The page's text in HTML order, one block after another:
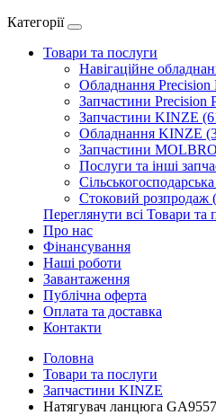
Категорії
Товари та послуги
Навігаційне
Обладнання Precision
Запчастини Precision
Запчастини KINZE
Обладнання KINZE
Запчастини
Послуги та інші
Стоковий розпродаж
Переглянути всі Товари та
Про нас
Фінансування
Наші роботи
Завантаження
Публічна оферта
Оплата та доставка
Контакти
Головна
Товари та послуги
Запчастини KINZE
Натягувач ланцюга GA9557